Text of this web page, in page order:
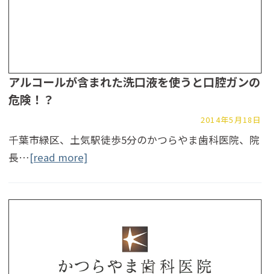
アルコールが含まれた洗口液を使うと口腔ガンの
危険！？
2014年5月18日
千葉市緑区、土気駅徒歩5分のかつらやま歯科医院、院
長…[read more]